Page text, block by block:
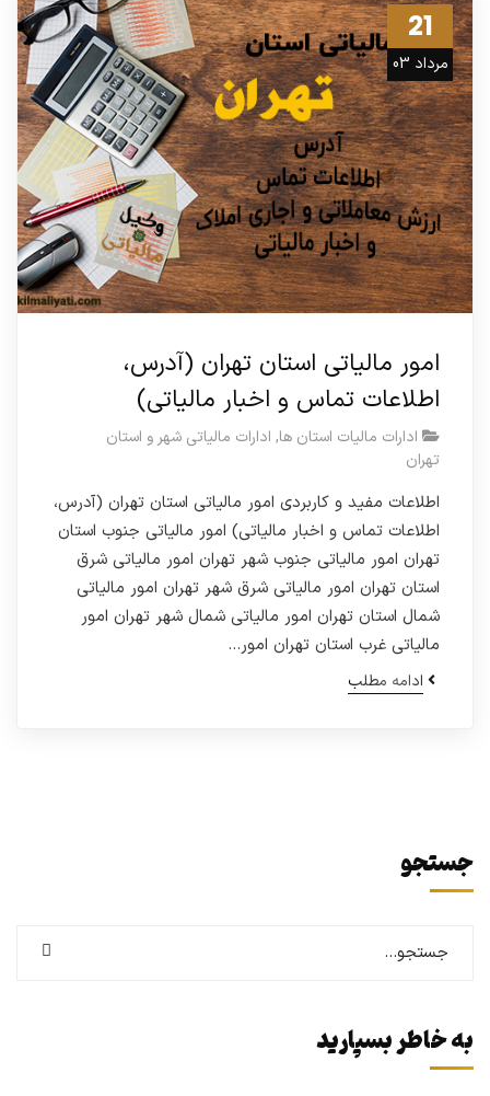
21
مرداد 03
امور مالیاتی استان تهران (آدرس،
اطلاعات تماس و اخبار مالیاتی)
ادارات مالیات استان ها, ادارات مالیاتی شهر و استان
تهران
اطلاعات مفید و کاربردی امور مالیاتی استان تهران (آدرس،
اطلاعات تماس و اخبار مالیاتی) امور مالیاتی جنوب استان
تهران امور مالیاتی جنوب شهر تهران امور مالیاتی شرق
استان تهران امور مالیاتی شرق شهر تهران امور مالیاتی
شمال استان تهران امور مالیاتی شمال شهر تهران امور
مالیاتی غرب استان تهران امور…
ادامه مطلب
جستجو
به خاطر بسپارید